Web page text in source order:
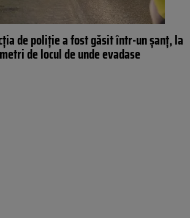
de poliție a fost găsit într-un șanț, la
de locul de unde evadase